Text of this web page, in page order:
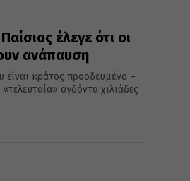
έλεγε ότι οι
ανάπαυση
είναι κράτος προοδευμένο –
ογδόντα χιλιάδες